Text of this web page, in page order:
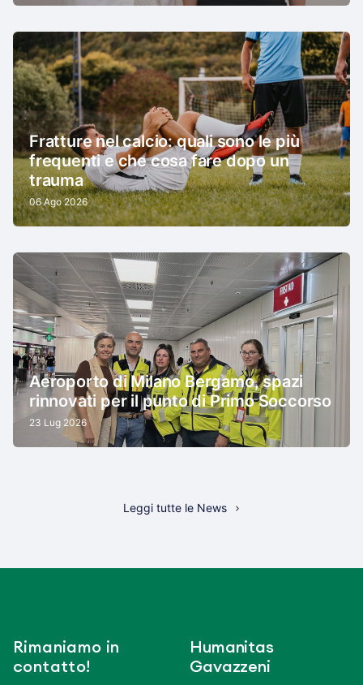
Fratture nel calcio: quali sono le più
frequenti e che cosa fare dopo un
trauma
06 Ago 2026
Aeroporto di Milano Bergamo, spazi
rinnovati per il punto di Primo Soccorso
23 Lug 2026
Leggi tutte le News
Rimaniamo in
contatto!
Humanitas
Gavazzeni